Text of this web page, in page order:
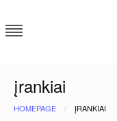
to
content
įrankiai
HOMEPAGE ĮRANKIAI